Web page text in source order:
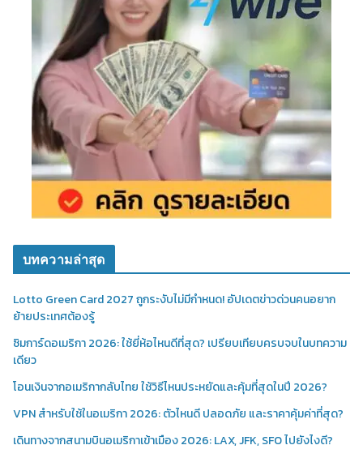
บทความล่าสุด
Lotto Green Card 2027 ถูกระงับไม่มีกำหนด! อัปเดตข่าวด่วนคนอยาก
ย้ายประเทศต้องรู้
ซิมการ์ดอเมริกา 2026: ใช้ยี่ห้อไหนดีที่สุด? เปรียบเทียบครบจบในบทความ
เดียว
โอนเงินจากอเมริกากลับไทย ใช้วิธีไหนประหยัดและคุ้มที่สุดในปี 2026?
VPN สำหรับใช้ในอเมริกา 2026: ตัวไหนดี ปลอดภัย และราคาคุ้มค่าที่สุด?
เดินทางจากสนามบินอเมริกาเข้าเมือง 2026: LAX, JFK, SFO ไปยังไงดี?